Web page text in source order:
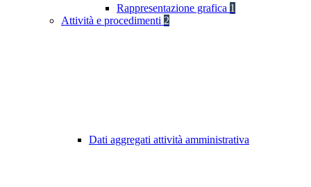
Rappresentazione grafica 1
Attività e procedimenti 2
Dati aggregati attività amministrativa